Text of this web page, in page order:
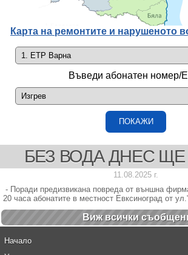
Карта на ремонтите и нарушеното
Въведи абонатен номер/
БЕЗ ВОДА ДНЕС ЩЕ
11.08.2025 г.
- Поради предизвикана повреда от външна
20 часа абонатите в местност Евксиноград от
Виж всички
Начало